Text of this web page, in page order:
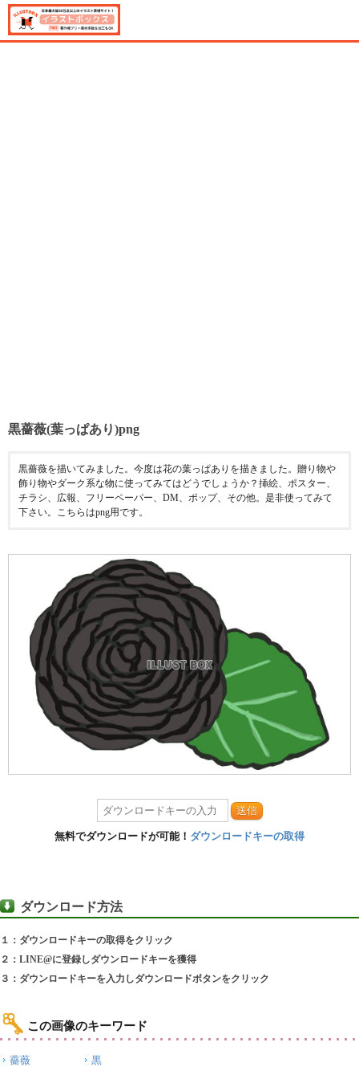
黒薔薇(葉っぱあり)png
黒薔薇を描いてみました。今度は花の葉っぱありを描きました。贈り物や
飾り物やダーク系な物に使ってみてはどうでしょうか？挿絵、ポスター、
チラシ、広報、フリーペーパー、DM、ポップ、その他。是非使ってみて
下さい。こちらはpng用です。
送信
無料でダウンロードが可能！ ダウンロードキーの取得
ダウンロード方法
１：ダウンロードキーの取得をクリック
２：LINE@に登録しダウンロードキーを獲得
３：ダウンロードキーを入力しダウンロードボタンをクリック
この画像のキーワード
薔薇 黒